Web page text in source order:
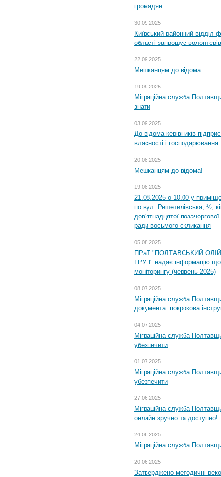
громадян
30.09.2025
Київський районний відділ
області запрошує
22.09.2025
Мешканцям до відома
19.09.2025
Міграційна служба
знати
03.09.2025
До відома керівників
власності і господарювання
20.08.2025
Мешканцям до відома!
19.08.2025
21.08.2025 о 10.00 у
по вул. Решетилівська, ½,
дев'ятнадцятої
ради восьмого скликання
05.08.2025
ПРаТ "ПОЛТАВСЬКИЙ
ГРУП" надає інформацію
моніторингу (червень 2025)
08.07.2025
Міграційна служба
документа: покрокова
04.07.2025
Міграційна служба
убезпечити
01.07.2025
Міграційна служба
убезпечити
27.06.2025
Міграційна служба
онлайн зручно та доступно!
24.06.2025
Міграційна служба
20.06.2025
Затверджено методичні